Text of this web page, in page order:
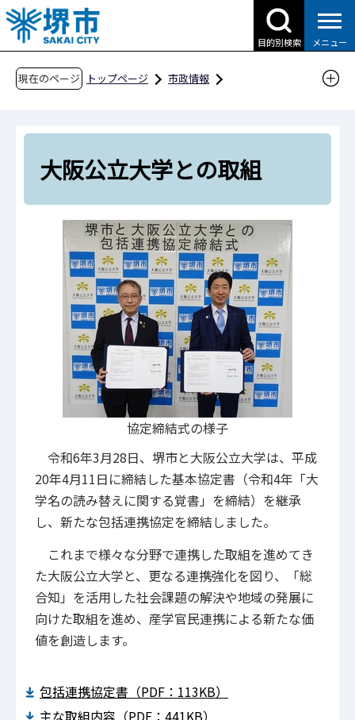
こ
の
ペ
目的別検索 メニュー
現在のページ トップページ
市政情報
さかい・コネクテッド・デスク（公民連携の窓
大学のみなさまとの取組
大阪公立大学との取組
大阪公立大学との取組
協定締結式の様子
令和6年3月28日、堺市と大阪公立大学は、平成
20年4月11日に締結した基本協定書（令和4年「大
学名の読み替えに関する覚書」を締結）を継承
し、新たな包括連携協定を締結しました。
これまで様々な分野で連携した取組を進めてき
た大阪公立大学と、更なる連携強化を図り、「総
合知」を活用した社会課題の解決や地域の発展に
向けた取組を進め、産学官民連携による新たな価
値を創造します。
包括連携協定書（PDF：113KB）
主な取組内容（PDF：441KB）